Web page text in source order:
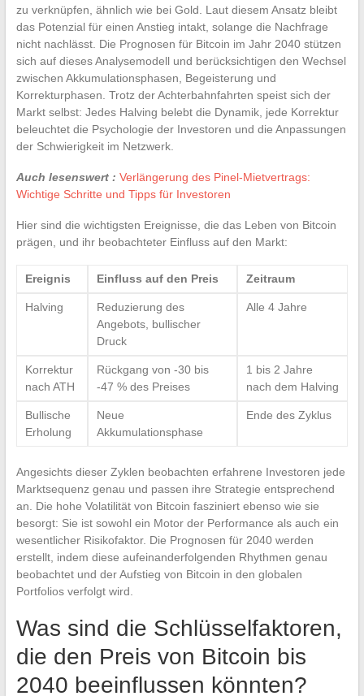
zu verknüpfen, ähnlich wie bei Gold. Laut diesem Ansatz bleibt
das Potenzial für einen Anstieg intakt, solange die Nachfrage
nicht nachlässt. Die Prognosen für Bitcoin im Jahr 2040 stützen
sich auf dieses Analysemodell und berücksichtigen den Wechsel
zwischen Akkumulationsphasen, Begeisterung und
Korrekturphasen. Trotz der Achterbahnfahrten speist sich der
Markt selbst: Jedes Halving belebt die Dynamik, jede Korrektur
beleuchtet die Psychologie der Investoren und die Anpassungen
der Schwierigkeit im Netzwerk.
Auch lesenswert : Verlängerung des Pinel-Mietvertrags:
Wichtige Schritte und Tipps für Investoren
Hier sind die wichtigsten Ereignisse, die das Leben von Bitcoin
prägen, und ihr beobachteter Einfluss auf den Markt:
Ereignis Einfluss auf den Preis Zeitraum
Halving
Reduzierung des
Angebots, bullischer
Druck
Alle 4 Jahre
Korrektur
nach ATH
Rückgang von -30 bis
-47 % des Preises
1 bis 2 Jahre
nach dem Halving
Bullische
Erholung
Neue
Akkumulationsphase
Ende des Zyklus
Angesichts dieser Zyklen beobachten erfahrene Investoren jede
Marktsequenz genau und passen ihre Strategie entsprechend
an. Die hohe Volatilität von Bitcoin fasziniert ebenso wie sie
besorgt: Sie ist sowohl ein Motor der Performance als auch ein
wesentlicher Risikofaktor. Die Prognosen für 2040 werden
erstellt, indem diese aufeinanderfolgenden Rhythmen genau
beobachtet und der Aufstieg von Bitcoin in den globalen
Portfolios verfolgt wird.
Was sind die Schlüsselfaktoren,
die den Preis von Bitcoin bis
2040 beeinflussen könnten?